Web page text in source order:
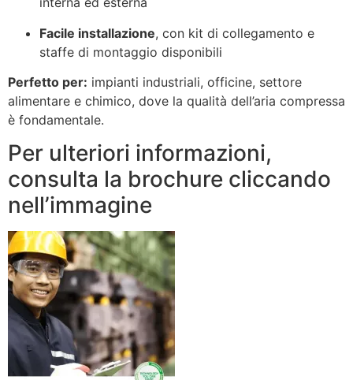
Facile installazione, con kit di collegamento e
staffe di montaggio disponibili
Perfetto per: impianti industriali, officine, settore
alimentare e chimico, dove la qualità dell’aria compressa
è fondamentale.
Per ulteriori informazioni,
consulta la brochure cliccando
nell’immagine